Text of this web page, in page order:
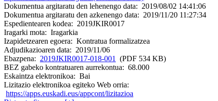
Dokumentua argitaratu den lehenengo data: 2019/08/02 14:41:06
Dokumentua argitaratu den azkenengo data: 2019/11/20 11:27:34
Espedientearen kodea: 2019JKIR0017
Iragarki mota: Iragarkia
Izapidetzearen egoera: Kontratua formalizatzea
Adjudikazioaren data: 2019/11/06
Ebazpena: 2019JKIR0017-018-001 (PDF 534 KB)
BEZ gabeko kontratuaren aurrekontua: 68.000
Eskaintza elektronikoa: Bai
Lizitazio elektronikoa egiteko Web orria:
https://apps.euskadi.eus/appcont/lizitazioa